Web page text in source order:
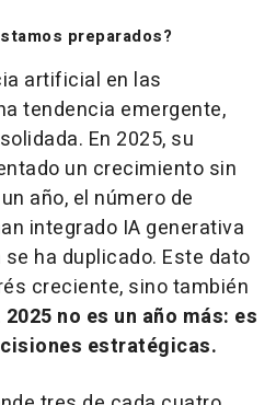
preparados?
artificial en las
tendencia emergente,
En 2025, su
un crecimiento sin
año, el número de
integrado IA generativa
ha duplicado. Este dato
creciente, sino también
2025 no es un año más: es
estratégicas.